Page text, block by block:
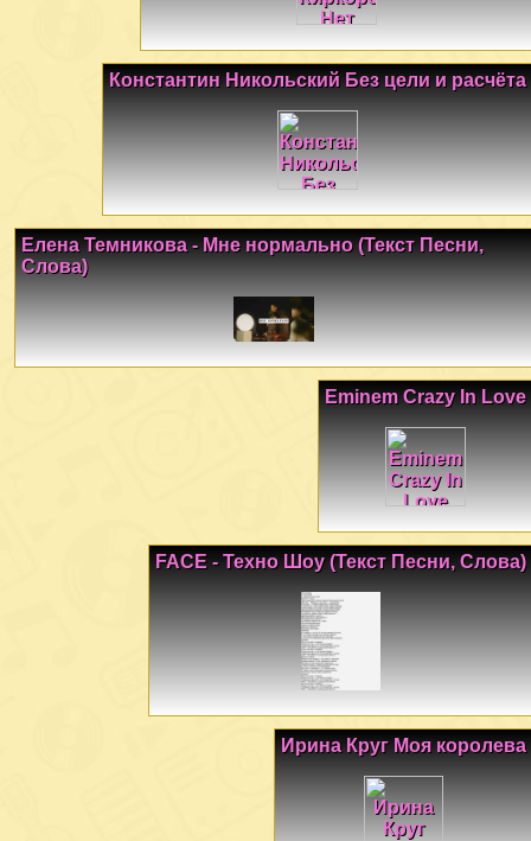
Константин Никольский Без цели и расчёта
Елена Темникова - Мне нормально (Текст Песни,
Слова)
Eminem Crazy In Love
FACE - Техно Шоу (Текст Песни, Слова)
Ирина Круг Моя королева